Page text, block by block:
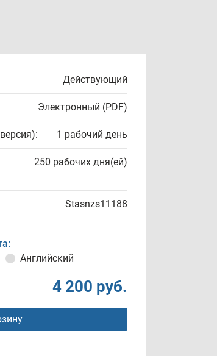
Действующий
Электронный (PDF)
1 рабочий день
250 рабочих дня(ей)
Stasnzs11188
Английский
4 200 руб.